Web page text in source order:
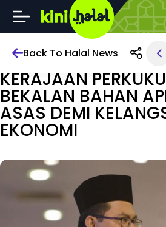
Back To Halal News
Apr 10, 2026 3PM
KERAJAAN
BEKALAN BAHAN
ASAS DEMI
EKONOMI